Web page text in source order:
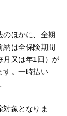
のほかに、全期
納は全保険期間
月又は年1回）が
す。一時払い
対象となりま